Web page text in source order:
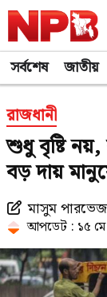
সর্বশেষ জাতীয়
রাজধানী
শুধু বৃষ্টি
বড় দায়
মাসুম পারভেজ
আপডেট : ১৫